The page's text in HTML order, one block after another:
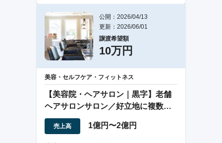
公開：2026/04/13
更新：2026/06/01
譲渡希望額
10万円
美容・セルフケア・フィットネス
【美容院・ヘアサロン｜黒字】老舗
ヘアサロンサロン／好立地に複数店
舗を展開
売上高 1億円〜2億円